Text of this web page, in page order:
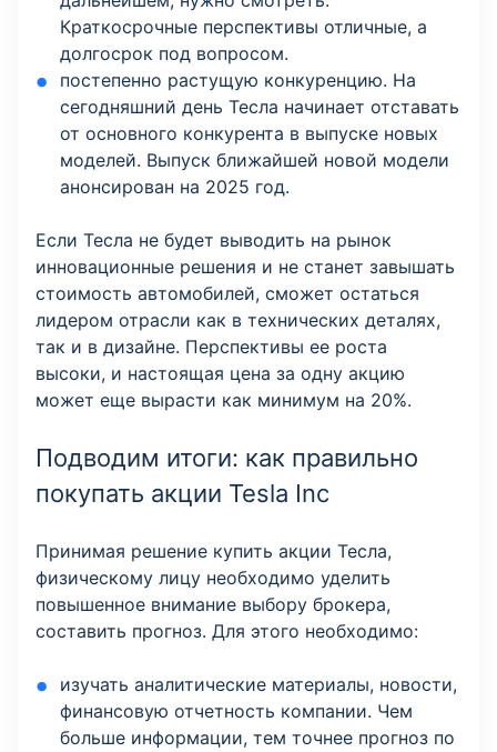
Краткосрочные перспективы отличные, а
долгосрок под вопросом.
постепенно растущую конкуренцию. На
сегодняшний день Тесла начинает отставать
от основного конкурента в выпуске новых
моделей. Выпуск ближайшей новой модели
анонсирован на 2025 год.
Если Тесла не будет выводить на рынок
инновационные решения и не станет завышать
стоимость автомобилей, сможет остаться
лидером отрасли как в технических деталях,
так и в дизайне. Перспективы ее роста
высоки, и настоящая цена за одну акцию
может еще вырасти как минимум на 20%.
Подводим итоги: как правильно
покупать акции Tesla Inc
Принимая решение купить акции Тесла,
физическому лицу необходимо уделить
повышенное внимание выбору брокера,
составить прогноз. Для этого необходимо:
изучать аналитические материалы, новости,
финансовую отчетность компании. Чем
больше информации, тем точнее прогноз по